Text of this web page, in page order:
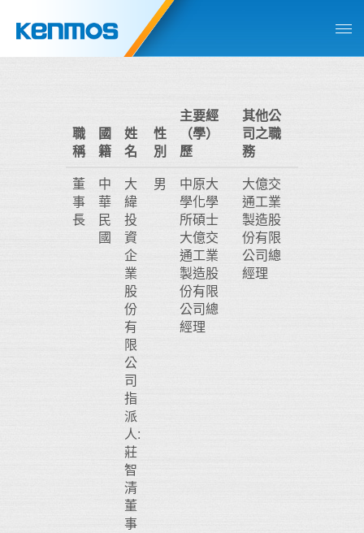
職
稱
國
籍
姓
名
性
別
主要經
（學）
歷
其他公
司之職
務
董
事
長
中
華
民
國
大
緯
投
資
企
業
股
份
有
限
公
司
指
派
人:
莊
智
清
董
事
男
中原大
學化學
所碩士
大億交
通工業
製造股
份有限
公司總
經理
大億交
通工業
製造股
份有限
公司總
經理